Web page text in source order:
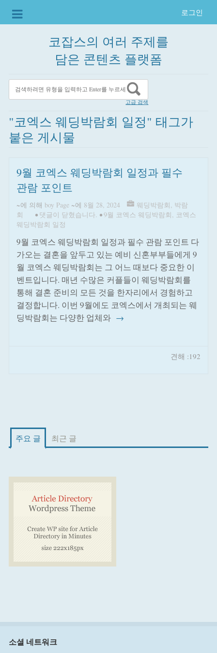
로그인
코잡스의 여러 주제를
담은 콘텐츠 플랫폼
고급 검색
"코엑스 웨딩박람회 일정" 태그가
붙은 게시물
9월 코엑스 웨딩박람회 일정과 필수
관람 포인트
~에 의해 boy Page ~에 8월 28, 2024 웨딩박람회, 박람
회
• 댓글이 닫혔습니다. •9월 코엑스 웨딩박람회, 코엑스
웨딩박람회 일정
9월 코엑스 웨딩박람회 일정과 필수 관람 포인트 다
가오는 결혼을 앞두고 있는 예비 신혼부부들에게 9
월 코엑스 웨딩박람회는 그 어느 때보다 중요한 이
벤트입니다. 매년 수많은 커플들이 웨딩박람회를
통해 결혼 준비의 모든 것을 한자리에서 경험하고
결정합니다. 이번 9월에도 코엑스에서 개최되는 웨
딩박람회는 다양한 업체와 →
견해 :192
주요 글 최근 글
소셜 네트워크